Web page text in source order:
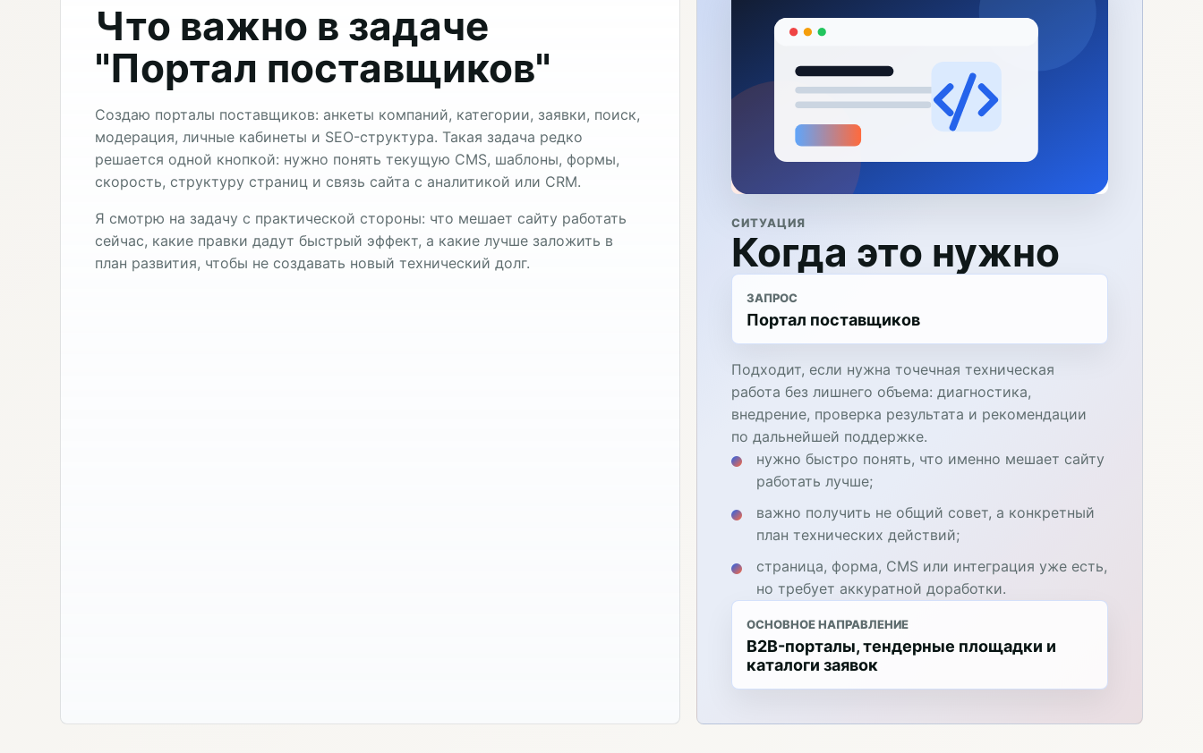
Что важно в задаче
"Портал поставщиков"
Создаю порталы поставщиков: анкеты компаний, категории, заявки, поиск,
модерация, личные кабинеты и SEO-структура. Такая задача редко
решается одной кнопкой: нужно понять текущую CMS, шаблоны, формы,
скорость, структуру страниц и связь сайта с аналитикой или CRM.
Я смотрю на задачу с практической стороны: что мешает сайту работать
сейчас, какие правки дадут быстрый эффект, а какие лучше заложить в
план развития, чтобы не создавать новый технический долг.
СИТУАЦИЯ
Когда это нужно
ЗАПРОС
Портал поставщиков
Подходит, если нужна точечная техническая
работа без лишнего объема: диагностика,
внедрение, проверка результата и рекомендации
по дальнейшей поддержке.
нужно быстро понять, что именно мешает сайту
работать лучше;
важно получить не общий совет, а конкретный
план технических действий;
страница, форма, CMS или интеграция уже есть,
но требует аккуратной доработки.
ОСНОВНОЕ НАПРАВЛЕНИЕ
B2B-порталы, тендерные площадки и
каталоги заявок